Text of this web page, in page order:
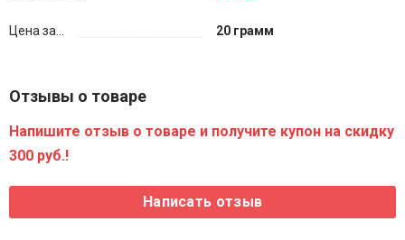
Цена за... 20 грамм
Отзывы о товаре
Напишите отзыв о товаре и получите купон на скидку
300 руб.!